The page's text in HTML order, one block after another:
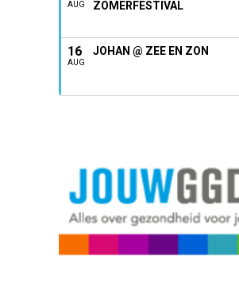
AUG
ZOMERFESTIVAL
16
AUG
JOHAN @ ZEE EN ZON